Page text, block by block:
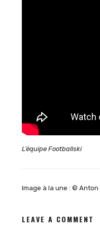
L’équipe Footballski
Image à la une : ©
LEAVE A COMMENT